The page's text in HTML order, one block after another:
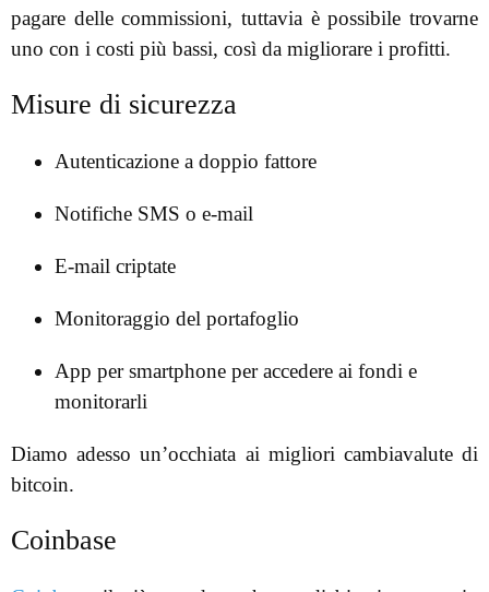
pagare delle commissioni, tuttavia è possibile trovarne
uno con i costi più bassi, così da migliorare i profitti.
Misure di sicurezza
Autenticazione a doppio fattore
Notifiche SMS o e-mail
E-mail criptate
Monitoraggio del portafoglio
App per smartphone per accedere ai fondi e
monitorarli
Diamo adesso un’occhiata ai migliori cambiavalute di
bitcoin.
Coinbase